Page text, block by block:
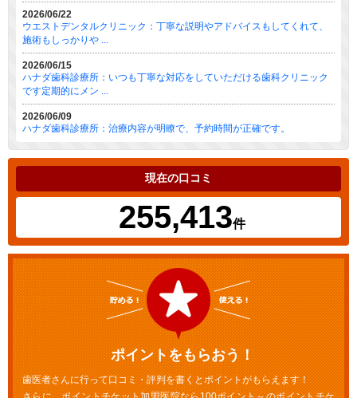
2026/06/22
ウエストデンタルクリニック：丁寧な説明やアドバイスもしてくれて、
施術もしっかりや ...
2026/06/15
ハナダ歯科診療所：いつも丁寧な対応をしていただける歯科クリニック
です定期的にメン ...
2026/06/09
ハナダ歯科診療所：治療内容が明瞭で、予約時間が正確です。
現在の口コミ
255,413件
ポイントをもらおう！
歯医者さんに行って口コミ・評判を書くとポイントがもらえます！